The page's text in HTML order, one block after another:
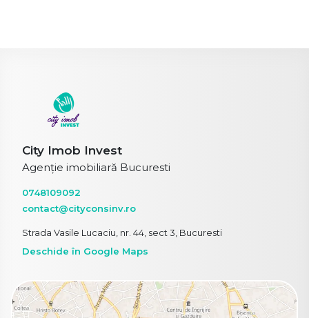
City Imob Invest
Agenție imobiliară Bucuresti
0748109092
contact@cityconsinv.ro
Strada Vasile Lucaciu, nr. 44, sect 3, Bucuresti
Deschide în Google Maps